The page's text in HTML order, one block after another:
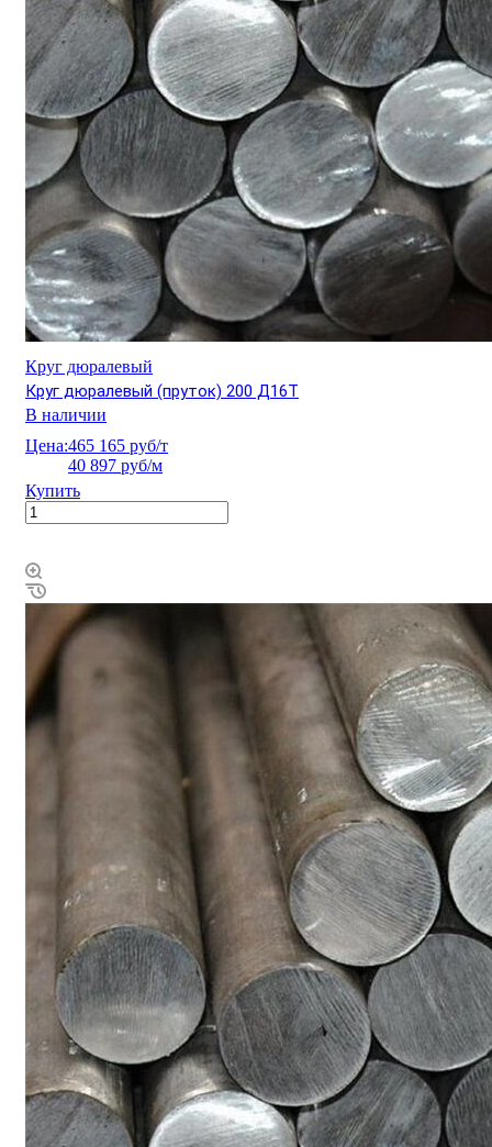
Круг дюралевый
Круг дюралевый (пруток) 200 Д16Т
В наличии
Цена:465 165 руб/т
40 897 руб/м
Купить